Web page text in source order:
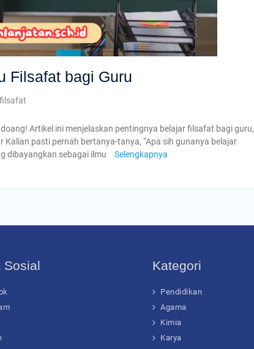
Filsafat bagi Guru
Artikel ini menjelaskan pentingnya belajar filsafat bagi guru,
pasti pernah bertanya-tanya, “Apa sih gunanya belajar
dibayangkan sebagai ilmu
Selengkapnya
Sosial Kategori
Pendidikan
Agama
Kimia
Karya